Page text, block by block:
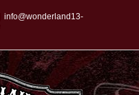
info@wonderland13-